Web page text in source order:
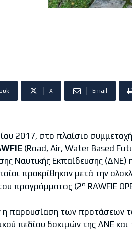
X Email
2017, στο πλαίσιο
WFΙΕ (Road, Air, Water Based
Ναυτικής Εκπαίδευσης
προκρίθηκαν μετά την
προγράμματος (2ο RAWFIE
η παρουσίαση των προτάσεων
πεδίου δοκιμών της ΔΝΕ